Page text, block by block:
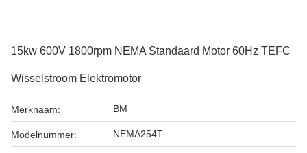
15kw 600V 1800rpm NEMA Standaard Motor 60Hz TEFC
Wisselstroom Elektromotor
Merknaam: BM
Modelnummer: NEMA254T